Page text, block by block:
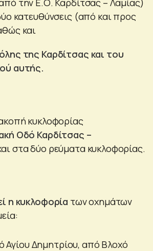
κατευθύνσεις (από και προς
και
της Καρδίτσας και του
αυτής.
κυκλοφορίας
Οδό Καρδίτσας –
στα δύο ρεύματα κυκλοφορίας.
η κυκλοφορία των οχημάτων
Αγίου Δημητρίου, από Βλοχό